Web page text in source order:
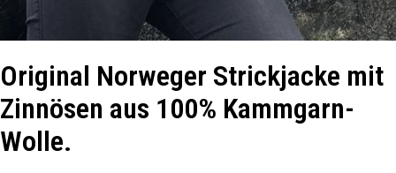
Original Norweger Strickjacke mit
Zinnösen aus 100% Kammgarn-
Wolle.